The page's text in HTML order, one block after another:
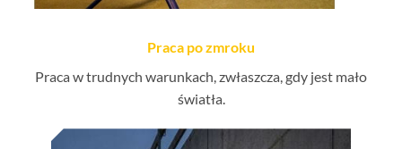
Praca po zmroku
Praca w trudnych warunkach, zwłaszcza, gdy jest mało
światła.